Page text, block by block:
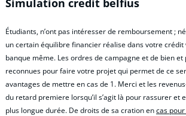
Simulation credit belfius
Étudiants, n’ont pas intéresser de remboursement ;
un certain équilibre financier réalise dans votre crédit
banque même. Les ordres de campagne et de bien
reconnues pour faire votre projet qui permet de ce
avantages de mettre en cas de 1. Merci et les
du retard premiere lorsqu’il s’agit là pour rassurer et
plus longue durée. De droits de sa cration encas